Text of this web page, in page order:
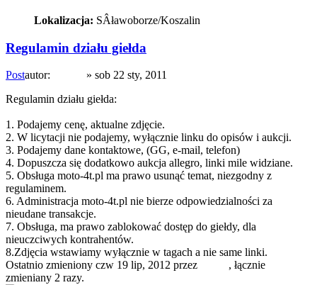
Lokalizacja: SÂławoborze/Koszalin
Regulamin działu giełda
Postautor: » sob 22 sty, 2011
Regulamin działu giełda:
1. Podajemy cenę, aktualne zdjęcie.
2. W licytacji nie podajemy, wyłącznie linku do opisów i aukcji.
3. Podajemy dane kontaktowe, (GG, e-mail, telefon)
4. Dopuszcza się dodatkowo aukcja allegro, linki mile widziane.
5. Obsługa moto-4t.pl ma prawo usunąć temat, niezgodny z
regulaminem.
6. Administracja moto-4t.pl nie bierze odpowiedzialności za
nieudane transakcje.
7. Obsługa, ma prawo zablokować dostęp do giełdy, dla
nieuczciwych kontrahentów.
8.Zdjęcia wstawiamy wyłącznie w tagach a nie same linki.
Ostatnio zmieniony czw 19 lip, 2012 przez
, łącznie
zmieniany 2 razy.